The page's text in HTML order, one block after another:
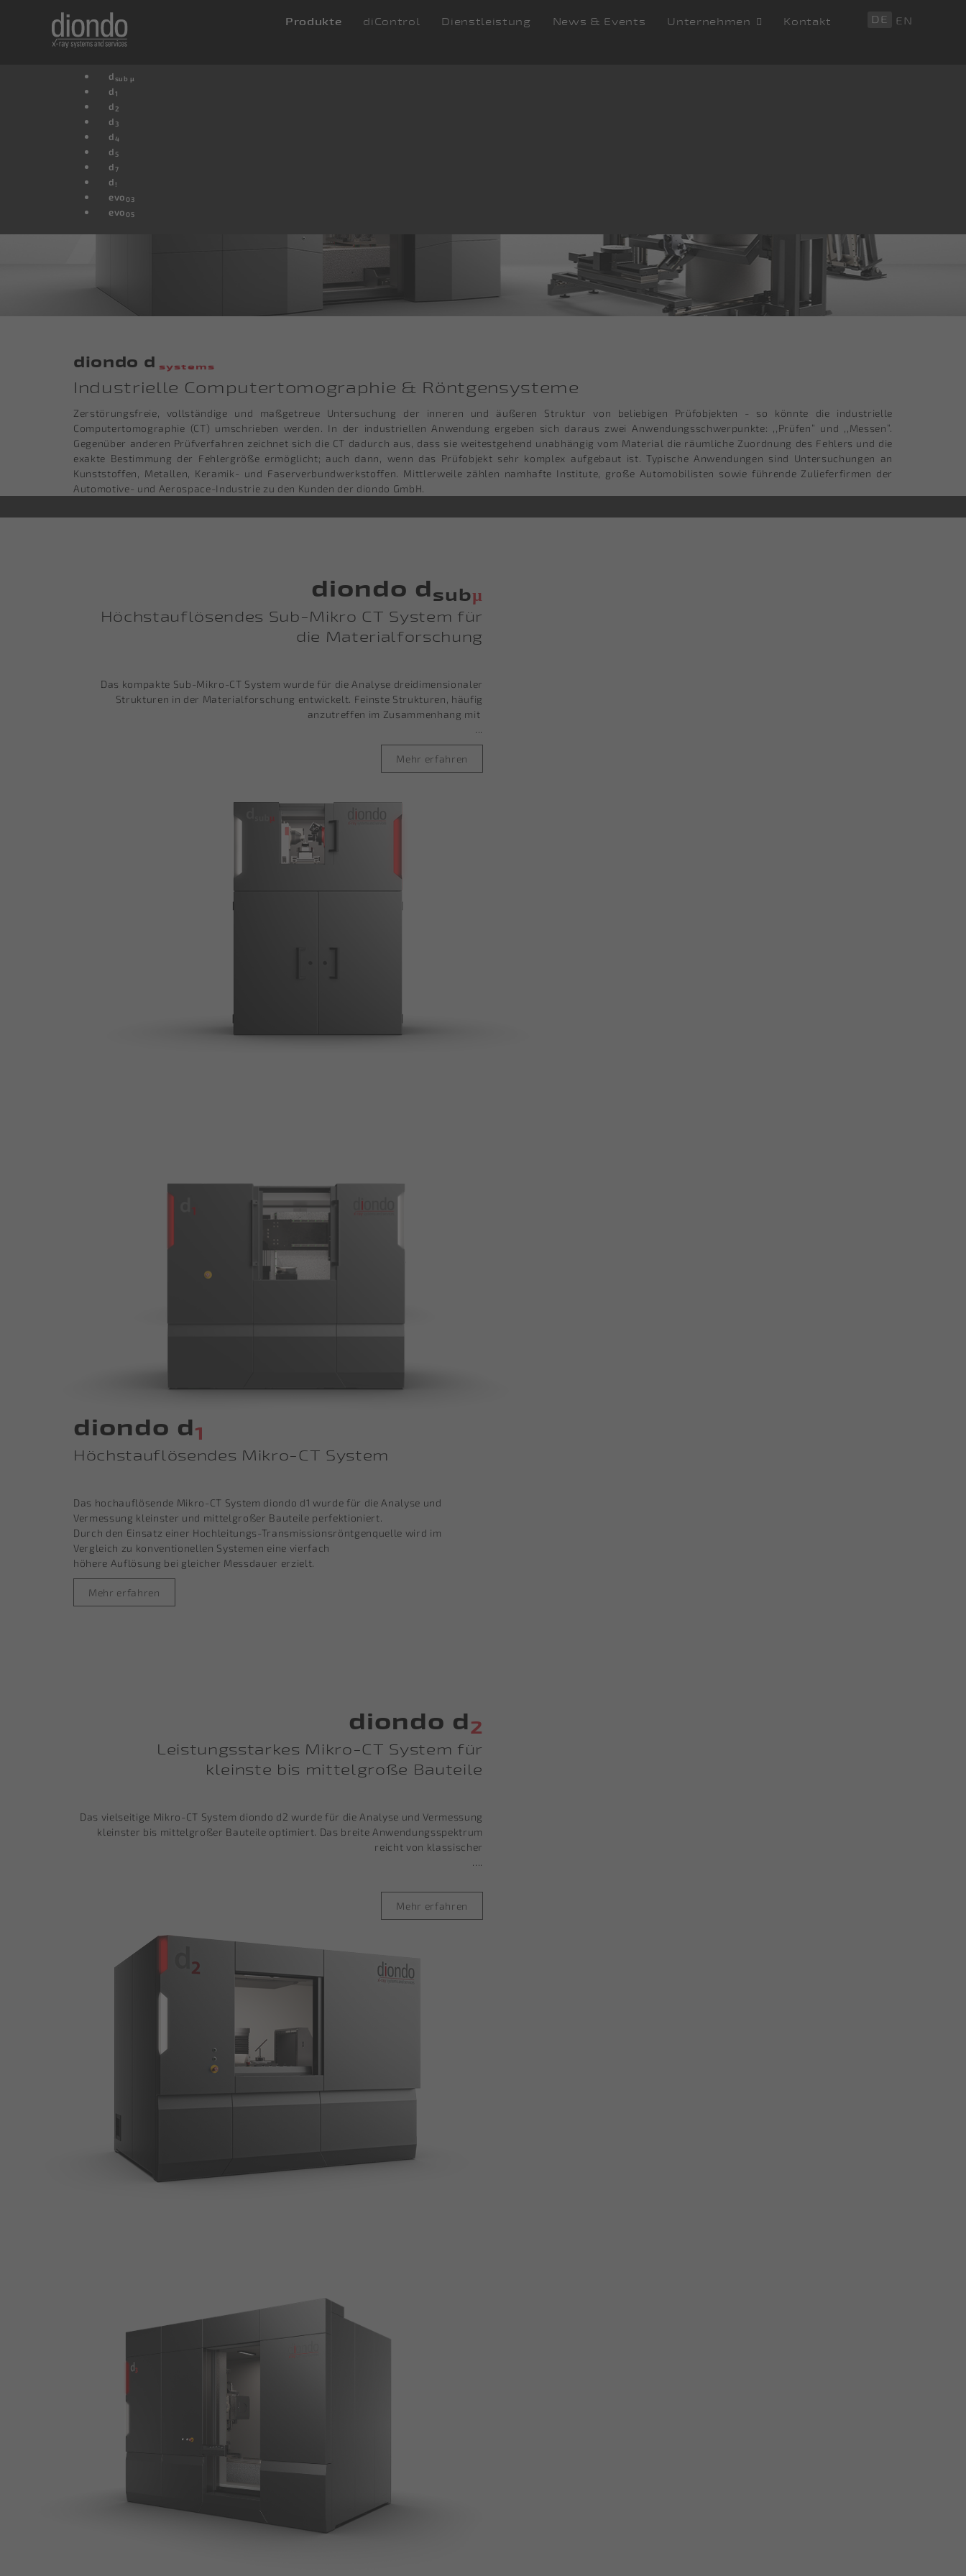
Produkte diControl Dienstleistung News & Events Unternehmen Kontakt DE EN
dsub µ
d1
d2
d3
d4
d5
d7
d !
evo03
evo05
diondo d systems
Industrielle Computertomographie & Röntgensysteme
Zerstörungsfreie, vollständige und maßgetreue Untersuchung der inneren und äußeren Struktur von beliebigen Prüfobjekten - so könnte die industrielle
Computertomographie (CT) umschrieben werden. In der industriellen Anwendung ergeben sich daraus zwei Anwendungsschwerpunkte: ,,Prüfen“ und ,,Messen“.
Gegenüber anderen Prüfverfahren zeichnet sich die CT dadurch aus, dass sie weitestgehend unabhängig vom Material die räumliche Zuordnung des Fehlers und die
exakte Bestimmung der Fehlergröße ermöglicht; auch dann, wenn das Prüfobjekt sehr komplex aufgebaut ist. Typische Anwendungen sind Untersuchungen an
Kunststoffen, Metallen, Keramik- und Faserverbundwerkstoffen. Mittlerweile zählen namhafte Institute, große Automobilisten sowie führende Zulieferfirmen der
Automotive- und Aerospace-Industrie zu den Kunden der diondo GmbH.
diondo dsubµ
Höchstauflösendes Sub-Mikro CT System für
die Materialforschung
Das kompakte Sub-Mikro-CT System wurde für die Analyse dreidimensionaler
Strukturen in der Materialforschung entwickelt. Feinste Strukturen, häufig
anzutreffen im Zusammenhang mit
...
Mehr erfahren
diondo d1
Höchstauflösendes Mikro-CT System
Das hochauflösende Mikro-CT System diondo d1 wurde für die Analyse und
Vermessung kleinster und mittelgroßer Bauteile perfektioniert.
Durch den Einsatz einer Hochleitungs-Transmissionsröntgenquelle wird im
Vergleich zu konventionellen Systemen eine vierfach
höhere Auflösung bei gleicher Messdauer erzielt.
Mehr erfahren
diondo d2
Leistungsstarkes Mikro-CT System für
kleinste bis mittelgroße Bauteile
Das vielseitige Mikro-CT System diondo d2 wurde für die Analyse und Vermessung
kleinster bis mittelgroßer Bauteile optimiert. Das breite Anwendungsspektrum
reicht von klassischer
....
Mehr erfahren